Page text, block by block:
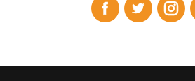
  